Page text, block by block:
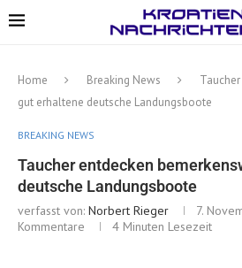
Home Breaking News
gut erhaltene deutsche Landungsboote
BREAKING NEWS
Taucher entdecken
deutsche Landungsboote
verfasst von: Norbert Rieger 7.
Kommentare
4 Minuten Lesezeit